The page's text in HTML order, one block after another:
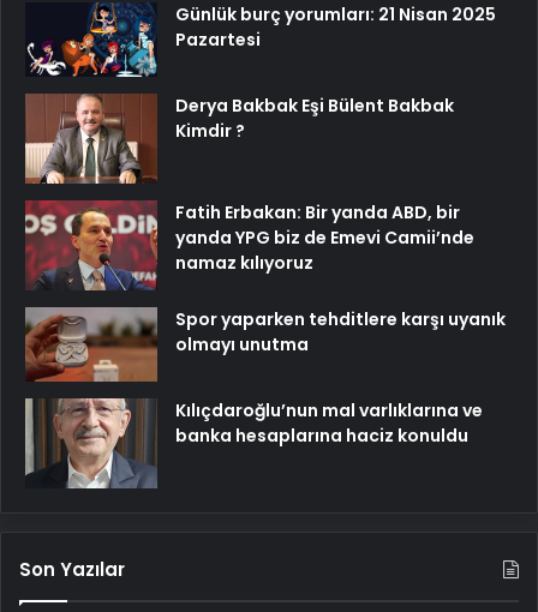
Günlük burç yorumları: 21 Nisan 2025
Pazartesi
Derya Bakbak Eşi Bülent Bakbak
Kimdir ?
Fatih Erbakan: Bir yanda ABD, bir
yanda YPG biz de Emevi Camii’nde
namaz kılıyoruz
Spor yaparken tehditlere karşı uyanık
olmayı unutma
Kılıçdaroğlu’nun mal varlıklarına ve
banka hesaplarına haciz konuldu
Son Yazılar